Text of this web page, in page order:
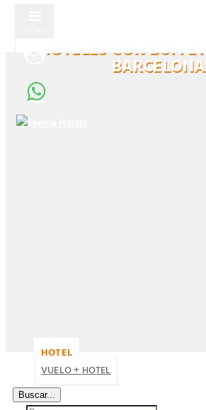
HOTELES CON
BARCELONA
HOTEL
VUELO + HOTEL
Buscar...